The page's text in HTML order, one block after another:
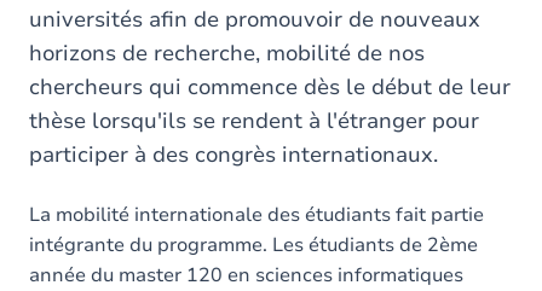
universités afin de promouvoir de nouveaux
horizons de recherche, mobilité de nos
chercheurs qui commence dès le début de leur
thèse lorsqu'ils se rendent à l'étranger pour
participer à des congrès internationaux.
La mobilité internationale des étudiants fait partie
intégrante du programme. Les étudiants de 2ème
année du master 120 en sciences informatiques